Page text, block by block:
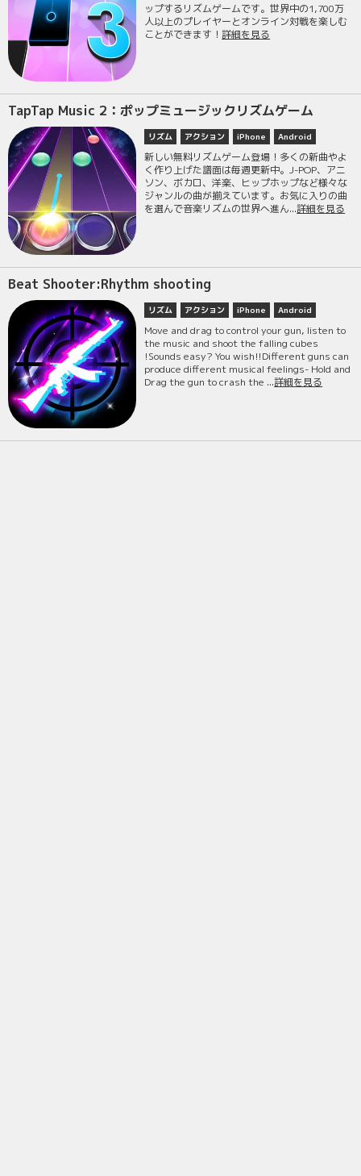
ップするリズムゲームです。世界中の1,700万
人以上のプレイヤーとオンライン対戦を楽しむ
ことができます！詳細を見る
TapTap Music 2：ポップミュージックリズムゲーム
リズム アクション iPhone Android
新しい無料リズムゲーム登場！多くの新曲やよ
く作り上げた譜面は毎週更新中。J-POP、アニ
ソン、ボカロ、洋楽、ヒップホップなど様々な
ジャンルの曲が揃えています。お気に入りの曲
を選んで音楽リズムの世界へ進ん...詳細を見る
Beat Shooter:Rhythm shooting
リズム アクション iPhone Android
Move and drag to control your gun, listen to
the music and shoot the falling cubes
!Sounds easy? You wish!!Different guns can
produce different musical feelings- Hold and
Drag the gun to crash the ...詳細を見る